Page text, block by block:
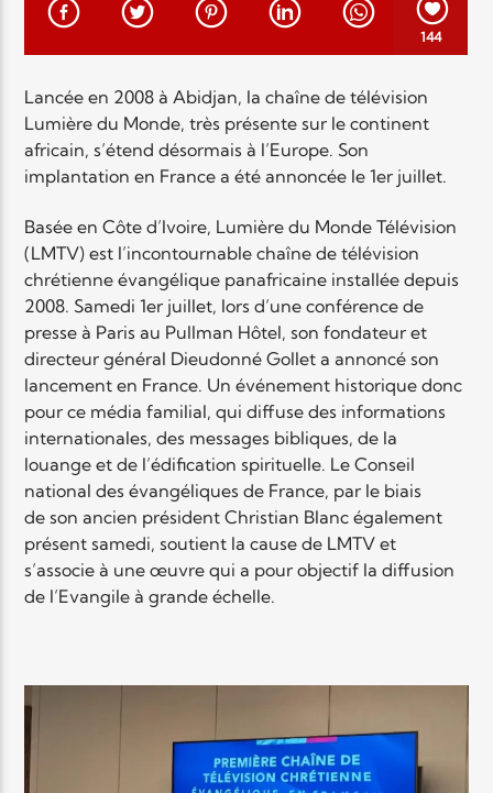
TITRE
ARTISTE
Radio Elyon
Elyon Rhema
Elyon Hits
Elyon Live
144
Lancée en 2008 à Abidjan, la chaîne de télévision
Lumière du Monde, très présente sur le continent
africain, s’étend désormais à l’Europe. Son
implantation en France a été annoncée le 1er juillet.
Basée en Côte d’Ivoire, Lumière du Monde Télévision
(LMTV) est l’incontournable chaîne de télévision
chrétienne évangélique panafricaine installée depuis
2008. Samedi 1er juillet, lors d’une conférence de
presse à Paris au Pullman Hôtel, son fondateur et
directeur général Dieudonné Gollet a annoncé son
lancement en France. Un événement historique donc
pour ce média familial, qui diffuse des informations
internationales, des messages bibliques, de la
louange et de l’édification spirituelle. Le Conseil
national des évangéliques de France, par le biais
de son ancien président Christian Blanc également
présent samedi, soutient la cause de LMTV et
s’associe à une œuvre qui a pour objectif la diffusion
de l’Evangile à grande échelle.